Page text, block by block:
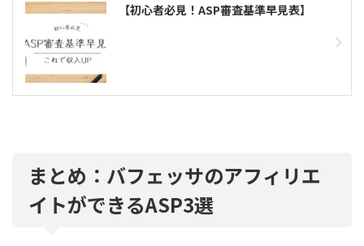
【初心者必見！ASP審査基準早見表】
まとめ：バフェッサのアフィリエ
イトができるASP3選